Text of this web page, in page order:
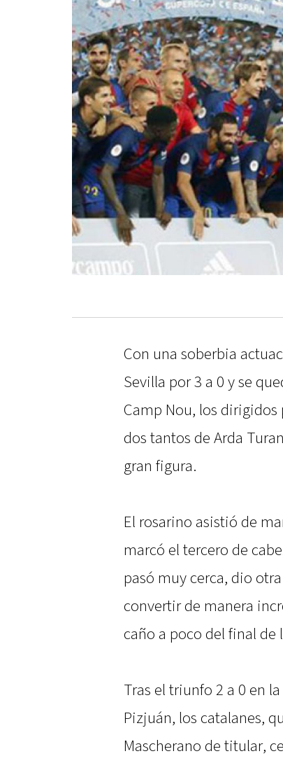
Con una soberbia
Sevilla por 3 a 0 y se
Camp Nou, los
dos tantos de Arda
gran figura.
El rosarino asistió de
marcó el tercero de
pasó muy cerca, dio
convertir de manera
caño a poco del final de
Tras el triunfo 2 a 0 en
Pizjuán, los catalanes,
Mascherano de titular,